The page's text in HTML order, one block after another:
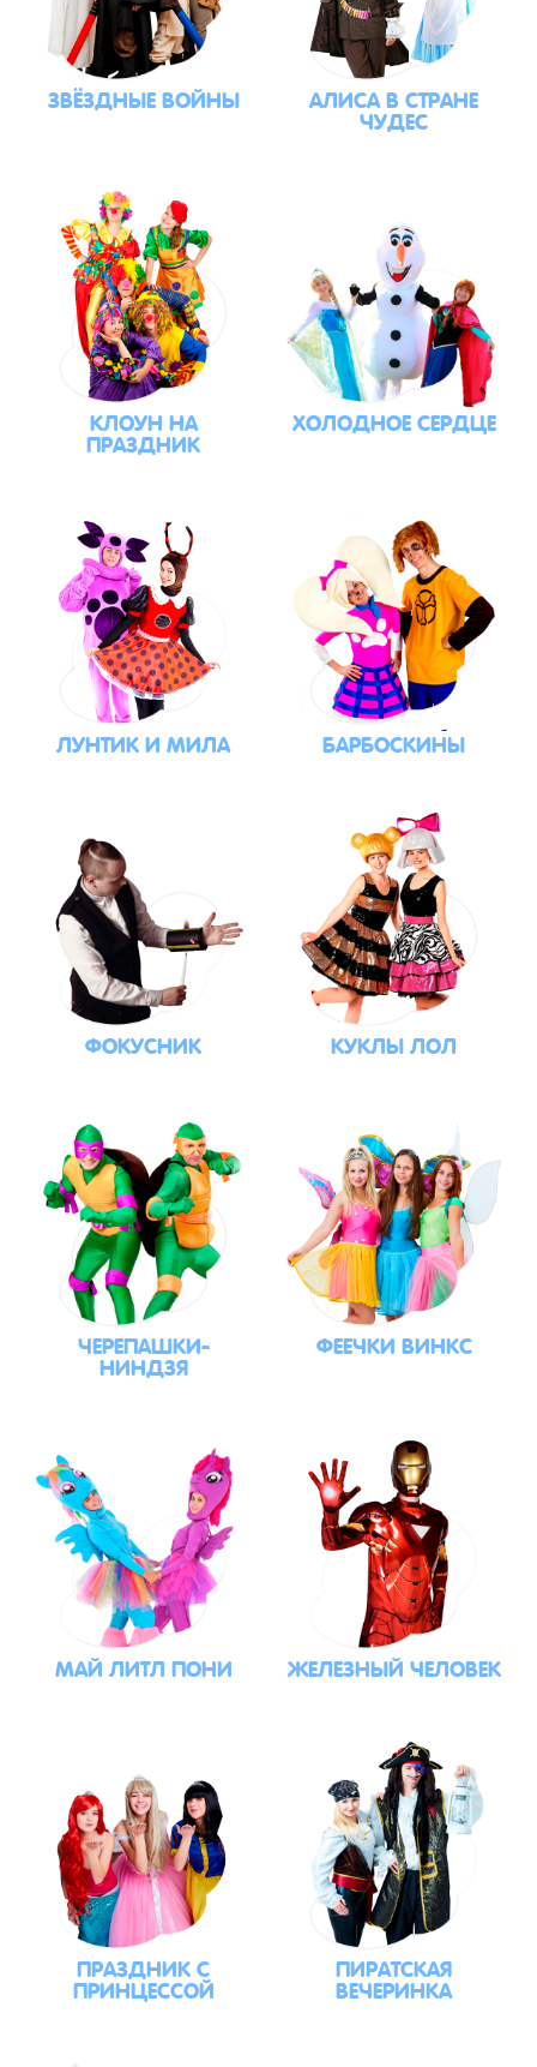
ЗВЁЗДНЫЕ ВОЙНЫ АЛИСА В СТРАНЕ
ЧУДЕС
КЛОУН НА
ПРАЗДНИК ХОЛОДНОЕ СЕРДЦЕ
ЛУНТИК И МИЛА БАРБОСКИНЫ
ФОКУСНИК КУКЛЫ ЛОЛ
ЧЕРЕПАШКИ-
НИНДЗЯ ФЕЕЧКИ ВИНКС
МАЙ ЛИТЛ ПОНИ ЖЕЛЕЗНЫЙ ЧЕЛОВЕК
ПРАЗДНИК С
ПРИНЦЕССОЙ ПИРАТСКАЯ
ВЕЧЕРИНКА